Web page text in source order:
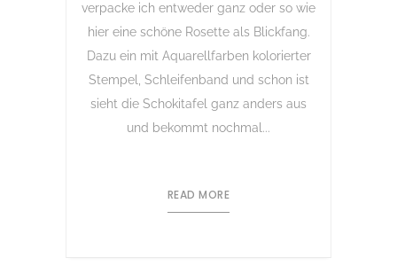
verpacke ich entweder ganz oder so wie
hier eine schöne Rosette als Blickfang.
Dazu ein mit Aquarellfarben kolorierter
Stempel, Schleifenband und schon ist
sieht die Schokitafel ganz anders aus
und bekommt nochmal...
READ MORE